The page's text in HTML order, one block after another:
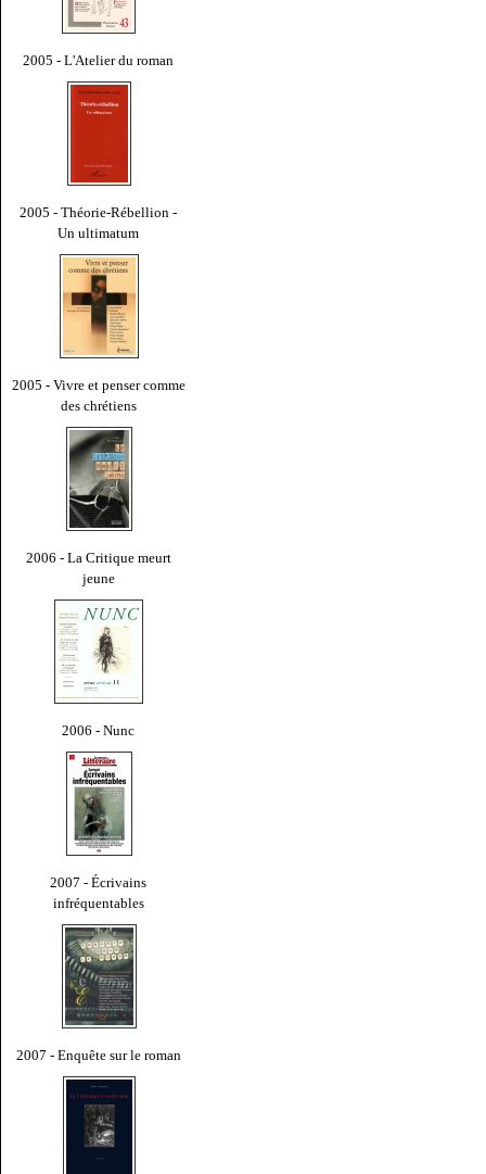
2005 - L'Atelier du roman
2005 - Théorie-Rébellion -
Un ultimatum
2005 - Vivre et penser comme
des chrétiens
2006 - La Critique meurt
jeune
2006 - Nunc
2007 - Écrivains
infréquentables
2007 - Enquête sur le roman